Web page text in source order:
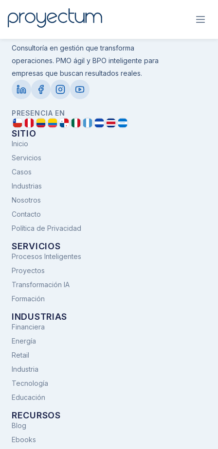
Consultoría en gestión que transforma
operaciones. PMO ágil y BPO inteligente para
empresas que buscan resultados reales.
PRESENCIA EN
SITIO
Inicio
Servicios
Casos
Industrias
Nosotros
Contacto
Política de Privacidad
SERVICIOS
Procesos Inteligentes
Proyectos
Transformación IA
Formación
INDUSTRIAS
Financiera
Energía
Retail
Industria
Tecnología
Educación
RECURSOS
Blog
Ebooks